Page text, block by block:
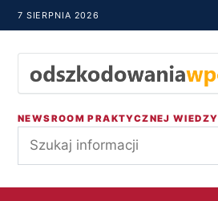
7 SIERPNIA 2026
NEWSROOM PRAKTYCZNEJ WIEDZY
Szukaj